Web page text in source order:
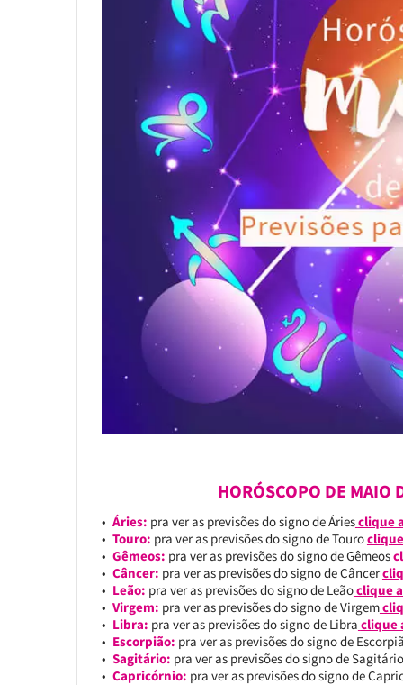
HORÓSCOPO DE MAIO
Áries: pra ver as previsões do signo de Áriesclique
Touro: pra ver as previsões do signo de Touro
Gêmeos: pra ver as previsões do signo de Gêmeos
Câncer: pra ver as previsões do signo de Câncer
Leão: pra ver as previsões do signo de Leãoclique
Virgem: pra ver as previsões do signo de Virgem
Libra: pra ver as previsões do signo de Libra clique
Escorpião: pra ver as previsões do signo de
Sagitário: pra ver as previsões do signo de
Capricórnio: pra ver as previsões do signo de